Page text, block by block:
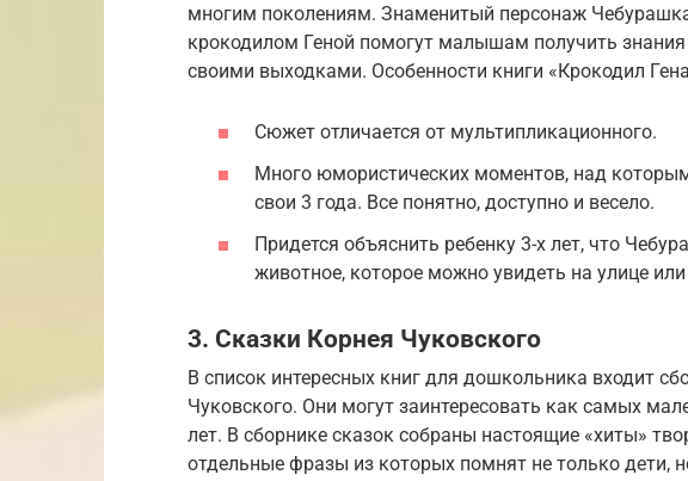
многим поколениям. Знаменитый персонаж
крокодилом Геной помогут малышам получить
своими выходками. Особенности книги «Крокодил
Сюжет отличается от мультипликационного.
Много юмористических моментов, над
свои 3 года. Все понятно, доступно и весело.
Придется объяснить ребенку 3-х лет, что
животное, которое можно увидеть на улице
3. Сказки Корнея Чуковского
В список интересных книг для дошкольника входит
Чуковского. Они могут заинтересовать как самых
лет. В сборнике сказок собраны настоящие «хиты»
отдельные фразы из которых помнят не только дети,